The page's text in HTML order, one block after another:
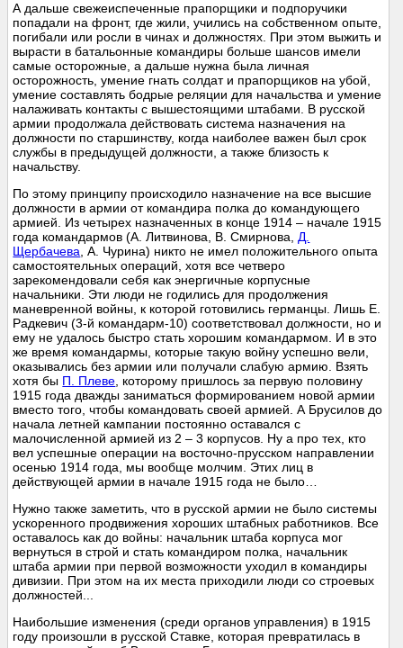
А дальше свежеиспеченные прапорщики и подпоручики
попадали на фронт, где жили, учились на собственном опыте,
погибали или росли в чинах и должностях. При этом выжить и
вырасти в батальонные командиры больше шансов имели
самые осторожные, а дальше нужна была личная
осторожность, умение гнать солдат и прапорщиков на убой,
умение составлять бодрые реляции для начальства и умение
налаживать контакты с вышестоящими штабами. В русской
армии продолжала действовать система назначения на
должности по старшинству, когда наиболее важен был срок
службы в предыдущей должности, а также близость к
начальству.
По этому принципу происходило назначение на все высшие
должности в армии от командира полка до командующего
армией. Из четырех назначенных в конце 1914 – начале 1915
года командармов (А. Литвинова, В. Смирнова, Д.
Щербачева , А. Чурина) никто не имел положительного опыта
самостоятельных операций, хотя все четверо
зарекомендовали себя как энергичные корпусные
начальники. Эти люди не годились для продолжения
маневренной войны, к которой готовились германцы. Лишь Е.
Радкевич (3-й командарм-10) соответствовал должности, но и
ему не удалось быстро стать хорошим командармом. И в это
же время командармы, которые такую войну успешно вели,
оказывались без армии или получали слабую армию. Взять
хотя бы П. Плеве , которому пришлось за первую половину
1915 года дважды заниматься формированием новой армии
вместо того, чтобы командовать своей армией. А Брусилов до
начала летней кампании постоянно оставался с
малочисленной армией из 2 – 3 корпусов. Ну а про тех, кто
вел успешные операции на восточно-прусском направлении
осенью 1914 года, мы вообще молчим. Этих лиц в
действующей армии в начале 1915 года не было…
Нужно также заметить, что в русской армии не было системы
ускоренного продвижения хороших штабных работников. Все
оставалось как до войны: начальник штаба корпуса мог
вернуться в строй и стать командиром полка, начальник
штаба армии при первой возможности уходил в командиры
дивизии. При этом на их места приходили люди со строевых
должностей...
Наибольшие изменения (среди органов управления) в 1915
году произошли в русской Ставке, которая превратилась в